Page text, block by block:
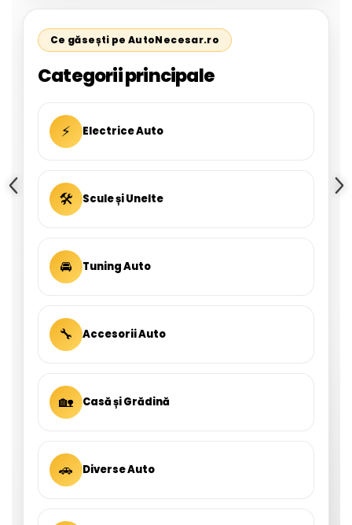
Ce găsești pe AutoNecesar.ro
Categorii principale
⚡ Electrice Auto
🛠 Scule și Unelte
🚘 Tuning Auto
🔧 Accesorii Auto
🏡 Casă și Grădină
🚗 Diverse Auto